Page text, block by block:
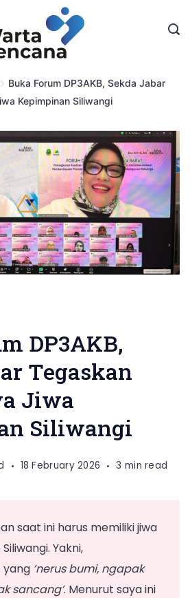
Buka Forum DP3AKB, Sekda Jabar
Kepimpinan Siliwangi
DP3AKB,
Tegaskan
Jiwa
Siliwangi
18 February 2026 3 min read
saat ini harus memiliki jiwa
Yakni,
yang ‘nerus bumi, ngapak
sancang’. Menurut saya ini